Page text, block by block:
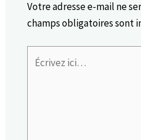
Votre adresse e-mail ne
champs obligatoires sont
Écrivez
ici…